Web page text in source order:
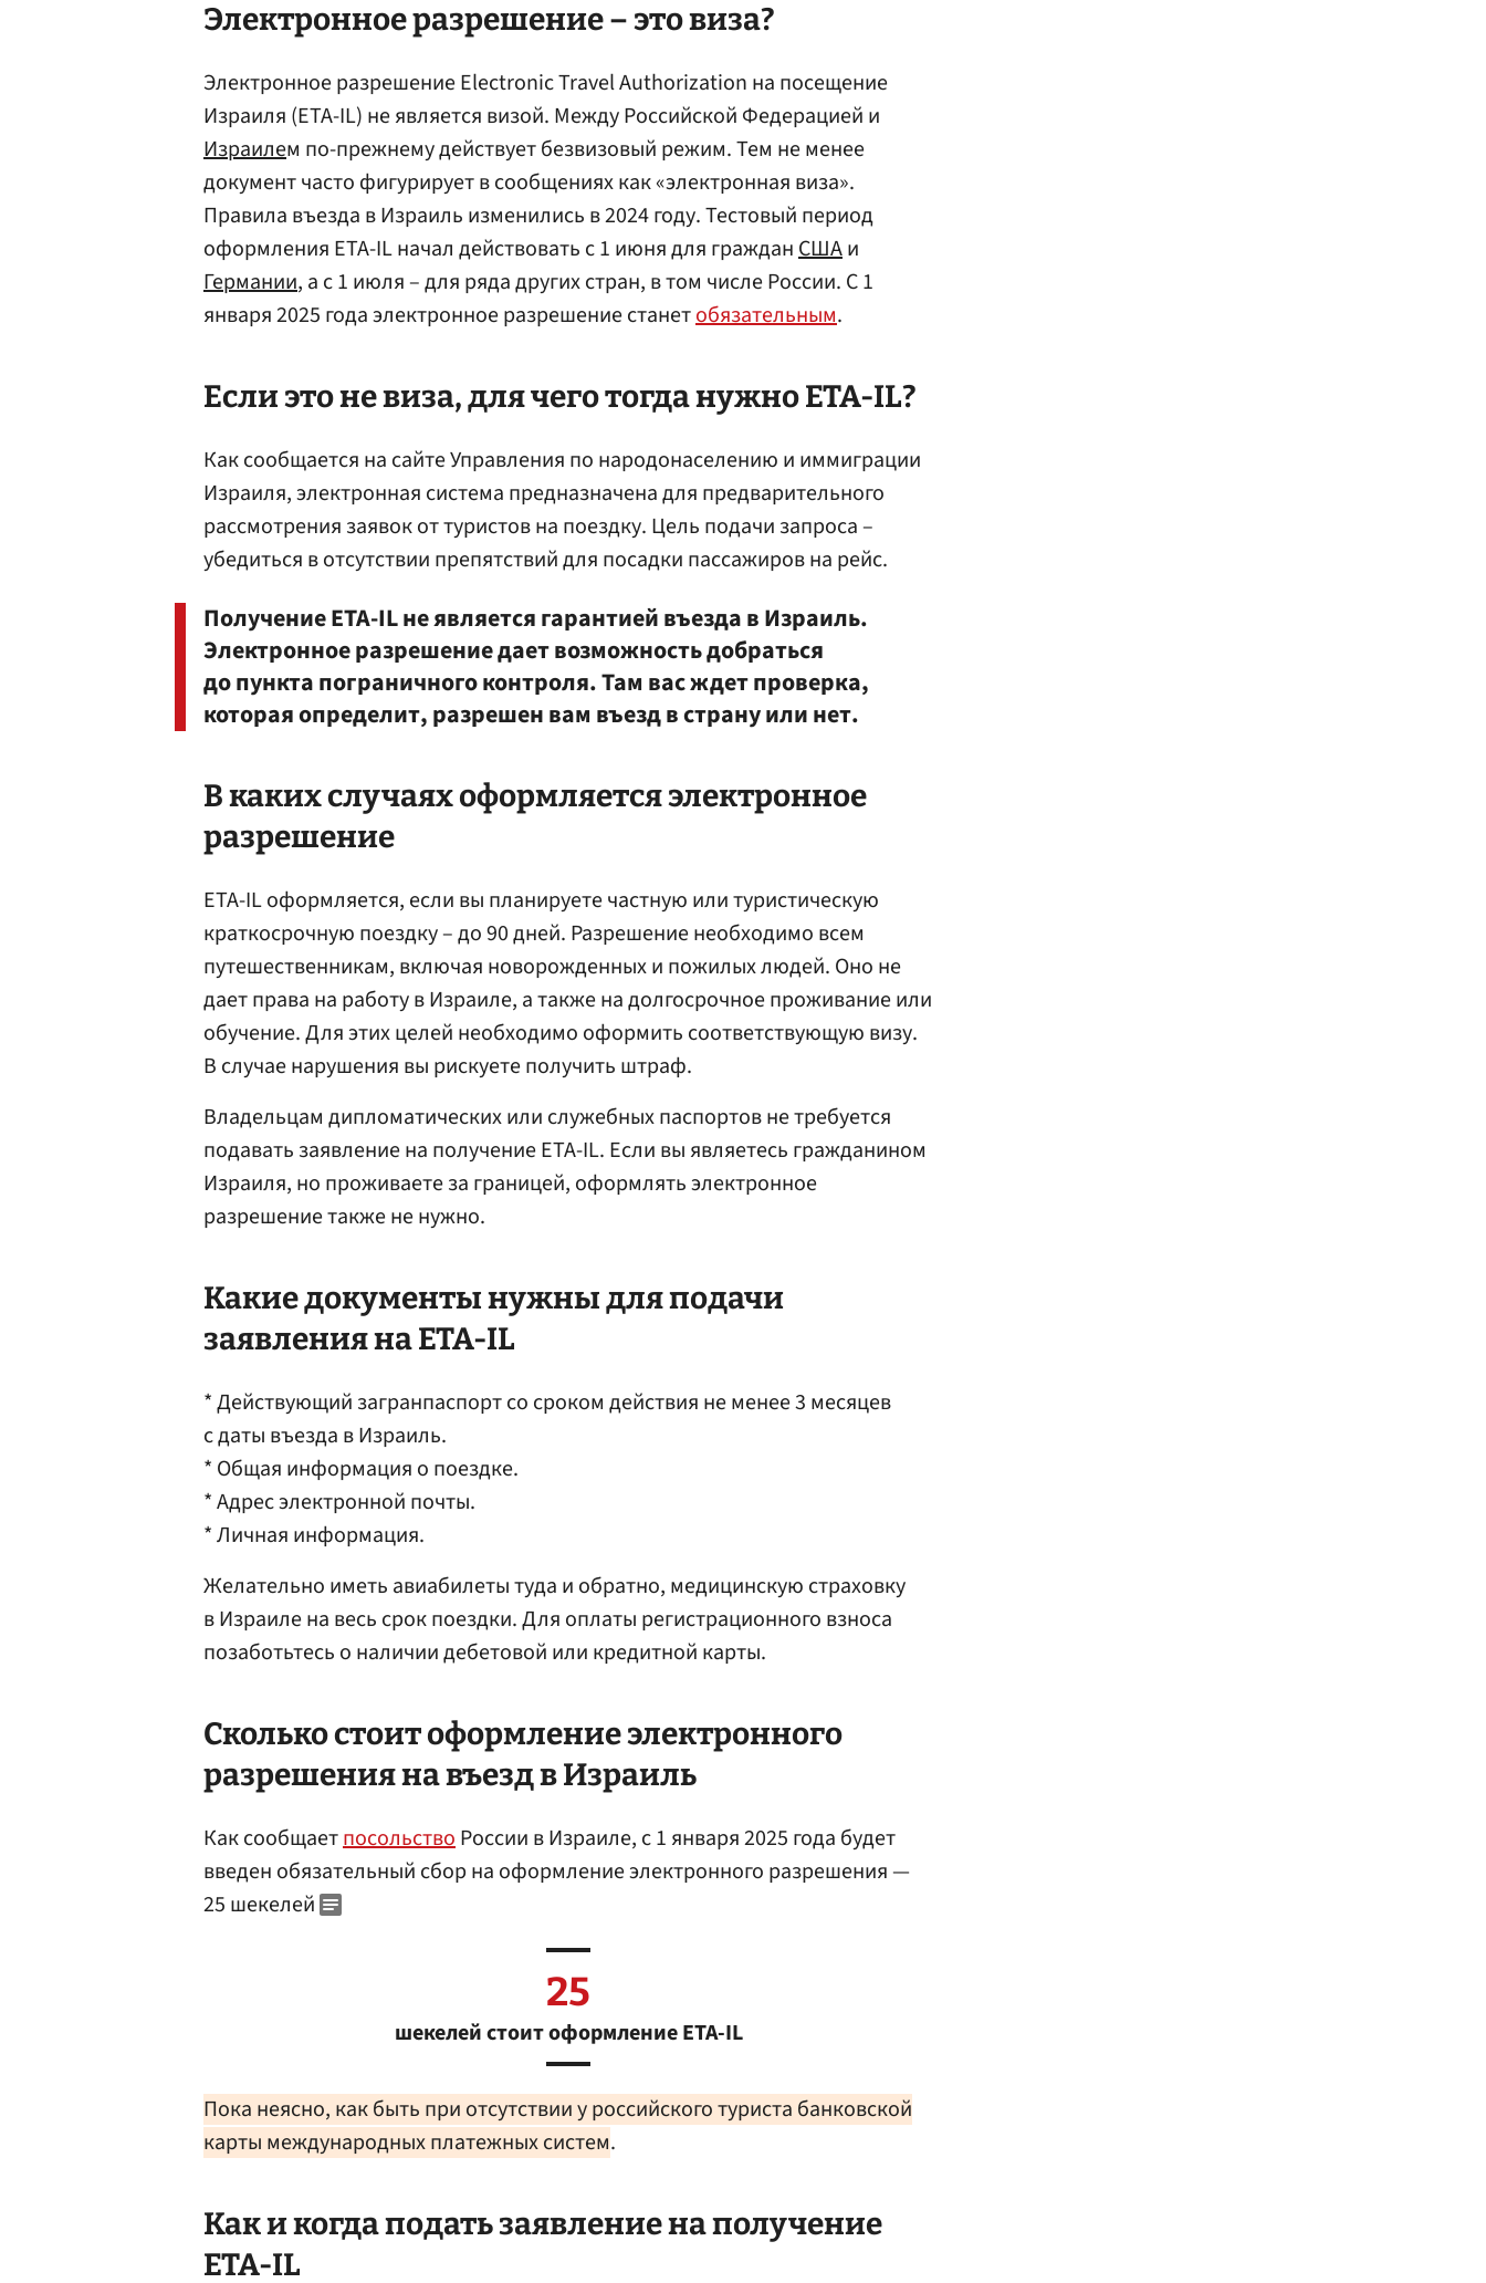
Электронное разрешение – это виза?
Электронное разрешение Electronic Travel Authorization на посещение
Израиля (ETA-IL) не является визой. Между Российской Федерацией и
Израилем по-прежнему действует безвизовый режим. Тем не менее
документ часто фигурирует в сообщениях как «электронная виза».
Правила въезда в Израиль изменились в 2024 году. Тестовый период
оформления ETA-IL начал действовать с 1 июня для гражданСШАи
Германии, а с 1 июля – для ряда других стран, в том числе России. С 1
января 2025 года электронное разрешение станетобязательным.
Если это не виза, для чего тогда нужно ETA-IL?
Как сообщается на сайте Управления по народонаселению и иммиграции
Израиля, электронная система предназначена для предварительного
рассмотрения заявок от туристов на поездку. Цель подачи запроса –
убедиться в отсутствии препятствий для посадки пассажиров на рейс.
Получение ETA-IL не является гарантией въезда в Израиль.
Электронное разрешение дает возможность добраться
до пункта пограничного контроля. Там вас ждет проверка,
которая определит, разрешен вам въезд в страну или нет.
В каких случаях оформляется электронное
разрешение
ETA-IL оформляется, если вы планируете частную или туристическую
краткосрочную поездку – до 90 дней. Разрешение необходимо всем
путешественникам, включая новорожденных и пожилых людей. Оно не
дает права на работу в Израиле, а также на долгосрочное проживание или
обучение. Для этих целей необходимо оформить соответствующую визу.
В случае нарушения вы рискуете получить штраф.
Владельцам дипломатических или служебных паспортов не требуется
подавать заявление на получение ETA-IL. Если вы являетесь гражданином
Израиля, но проживаете за границей, оформлять электронное
разрешение также не нужно.
Какие документы нужны для подачи
заявления на ETA-IL
* Действующий загранпаспорт со сроком действия не менее 3 месяцев
с даты въезда в Израиль.
* Общая информация о поездке.
* Адрес электронной почты.
* Личная информация.
Желательно иметь авиабилеты туда и обратно, медицинскую страховку
в Израиле на весь срок поездки. Для оплаты регистрационного взноса
позаботьтесь о наличии дебетовой или кредитной карты.
Сколько стоит оформление электронного
разрешения на въезд в Израиль
Как сообщаетпосольствоРоссии в Израиле, с 1 января 2025 года будет
введен обязательный сбор на оформление электронного разрешения —
25 шекелей
25
шекелей стоит оформление ETA-IL
Пока неясно, как быть при отсутствии у российского туриста банковской
карты международных платежных систем.
Как и когда подать заявление на получение
ETA-IL